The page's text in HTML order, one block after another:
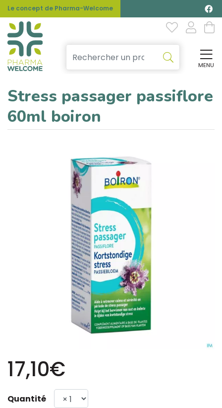
Le concept de Pharma-Welcome
MENU
Stress passager passiflore
60ml boiron
17,10€
Quantité